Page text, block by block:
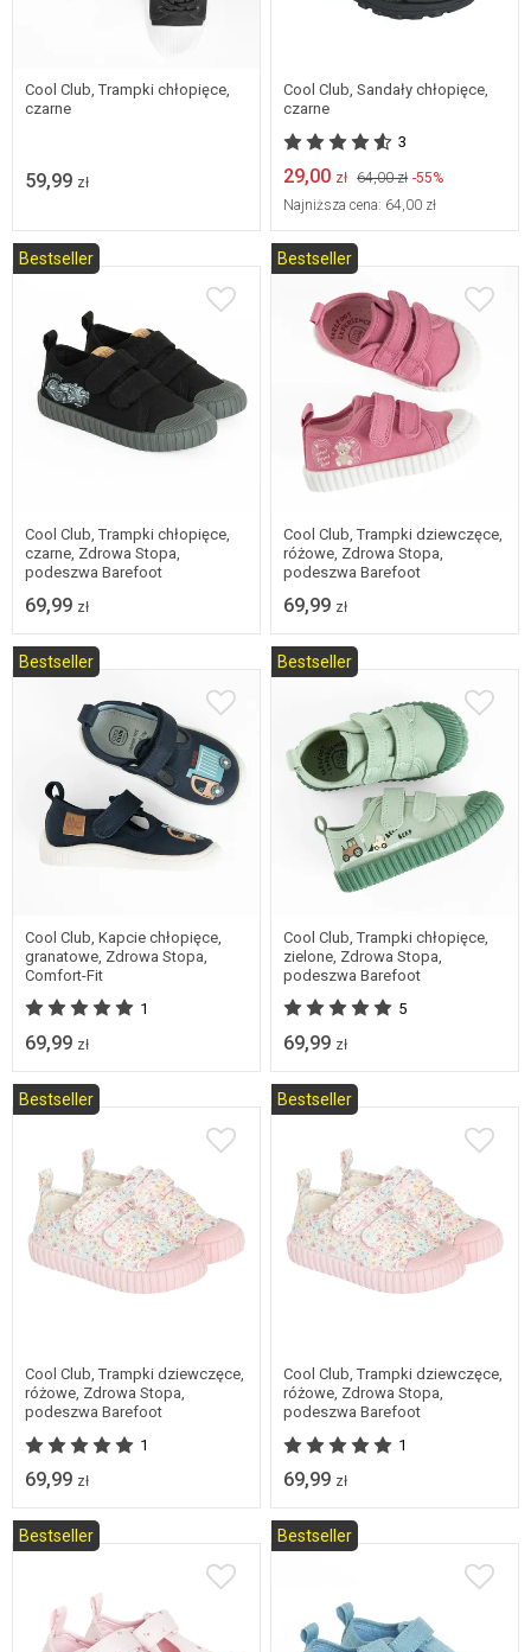
33
Cool Club, Trampki chłopięce,
czarne
59,99 zł
Cool Club, Sandały chłopięce,
czarne
3
29,00 zł 64,00 zł -55%
Najniższa cena: 64,00 zł
Bestseller
Cool Club, Trampki chłopięce,
czarne, Zdrowa Stopa,
podeszwa Barefoot
69,99 zł
Bestseller
18 19 20
22
Cool Club, Trampki dziewczęce,
różowe, Zdrowa Stopa,
podeszwa Barefoot
69,99 zł
Bestseller
20 22
Cool Club, Kapcie chłopięce,
granatowe, Zdrowa Stopa,
Comfort-Fit
1
69,99 zł
Bestseller
20 21
23
Cool Club, Trampki chłopięce,
zielone, Zdrowa Stopa,
podeszwa Barefoot
5
69,99 zł
Bestseller
Cool Club, Trampki dziewczęce,
różowe, Zdrowa Stopa,
podeszwa Barefoot
1
69,99 zł
Bestseller
Cool Club, Trampki dziewczęce,
różowe, Zdrowa Stopa,
podeszwa Barefoot
1
69,99 zł
Bestseller Bestseller